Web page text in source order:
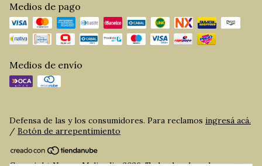
Medios de pago
Medios de envío
Defensa de las y los consumidores. Para reclamos ingresá acá.
/ Botón de arrepentimiento